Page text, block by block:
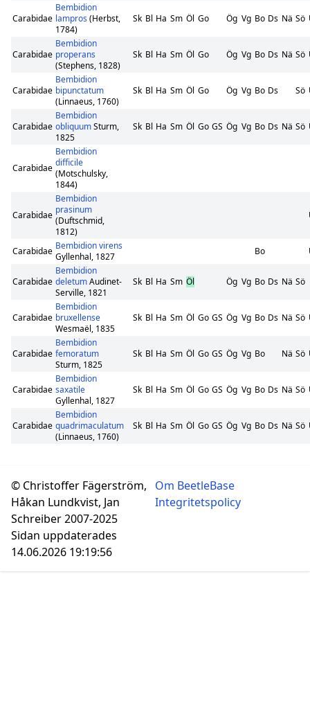
Carabidae
Bembidion
lampros (Herbst,
1784)
Sk Bl Ha Sm Öl Go Ög Vg Bo Ds Nä Sö
Carabidae
Bembidion
properans
(Stephens, 1828)
Sk Bl Ha Sm Öl Go Ög Vg Bo Ds Nä Sö
Carabidae
Bembidion
bipunctatum
(Linnaeus, 1760)
Sk Bl Ha Sm Öl Go Ög Vg Bo Ds Sö
Carabidae
Bembidion
obliquumSturm,
1825
Sk Bl Ha Sm Öl Go GS Ög Vg Bo Ds Nä Sö
Carabidae
Bembidion
difficile
(Motschulsky,
1844)
Carabidae
Bembidion
prasinum
(Duftschmid,
1812)
Carabidae Bembidion virens
Gyllenhal, 1827
Bo
Carabidae
Bembidion
deletumAudinet-
Serville, 1821
Sk Bl Ha Sm Öl Ög Vg Bo Ds Nä Sö
Carabidae
Bembidion
bruxellense
Wesmaël, 1835
Sk Bl Ha Sm Öl Go GS Ög Vg Bo Ds Nä Sö
Carabidae
Bembidion
femoratum
Sturm, 1825
Sk Bl Ha Sm Öl Go GS Ög Vg Bo Nä Sö
Carabidae
Bembidion
saxatile
Gyllenhal, 1827
Sk Bl Ha Sm Öl Go GS Ög Vg Bo Ds Nä Sö
Carabidae
Bembidion
quadrimaculatum
(Linnaeus, 1760)
Sk Bl Ha Sm Öl Go GS Ög Vg Bo Ds Nä Sö
© Christoffer Fägerström,
Håkan Lundkvist, Jan
Schreiber 2007-2025
Sidan uppdaterades
14.06.2026 19:19:56
Om BeetleBase
Integritetspolicy